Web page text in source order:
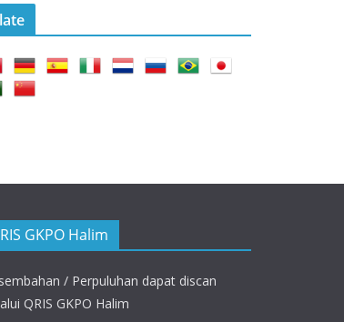
GKPO Halim
/ Perpuluhan dapat discan
QRIS GKPO Halim